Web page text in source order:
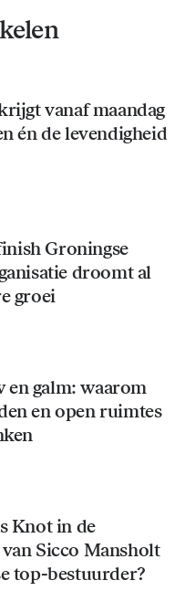
vanaf maandag
én de levendigheid
Groningse
droomt al
groei
en galm: waarom
en open ruimtes
Knot in de
Sicco Mansholt
top-bestuurder?